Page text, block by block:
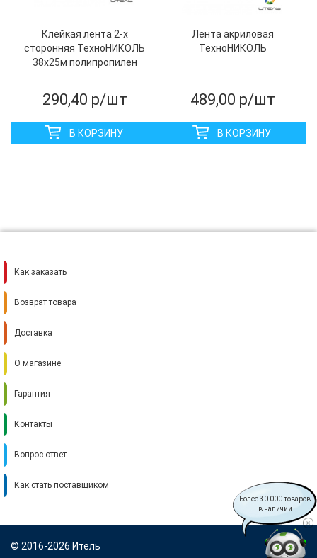
Более 30 000 товаров
в наличии
Клейкая лента 2-х
сторонняя ТехноНИКОЛЬ
38х25м полипропилен
290,40 р/шт
В КОРЗИНУ
Лента акриловая
ТехноНИКОЛЬ
489,00 р/шт
В КОРЗИНУ
Как заказать
Возврат товара
Доставка
О магазине
Гарантия
Контакты
Вопрос-ответ
Как стать поставщиком
© 2016-2026 Итель